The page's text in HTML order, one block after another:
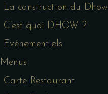
La construction du Dhow
C’est quoi DHOW ?
Evénementiels
Menus
Carte Restaurant